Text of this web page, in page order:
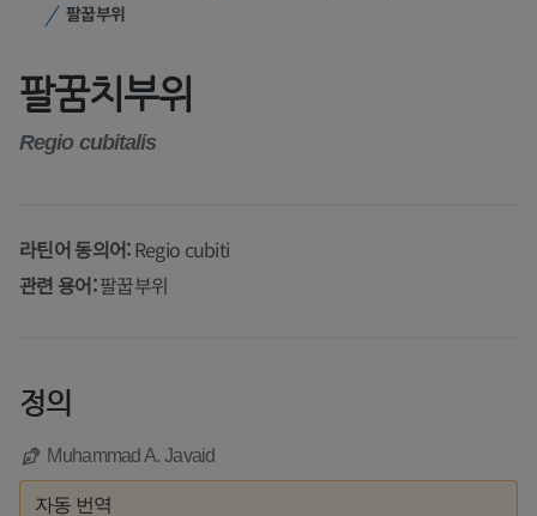
팔꿉부위
팔꿈치부위
Regio cubitalis
라틴어 동의어:Regio cubiti
관련 용어:팔꿉부위
정의
Muhammad A. Javaid
자동 번역